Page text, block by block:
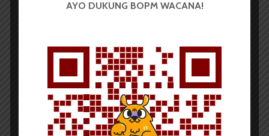
Jus Kuini dan Novel Klasik | Shifwah Suhaila
AYO DUKUNG BOPM WACANA!